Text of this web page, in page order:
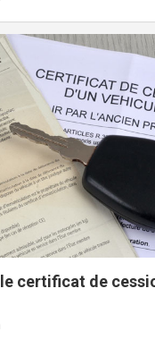
certificat de